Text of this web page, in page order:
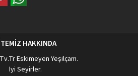
HAKKINDA
Eskimeyen Yeşilçam.
İyi Seyirler.